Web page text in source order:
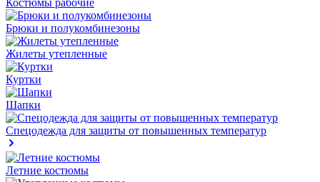
Костюмы рабочие
Брюки и полукомбинезоны
Жилеты утепленные
Куртки
Шапки
Спецодежда для защиты от повышенных температур
Летние костюмы